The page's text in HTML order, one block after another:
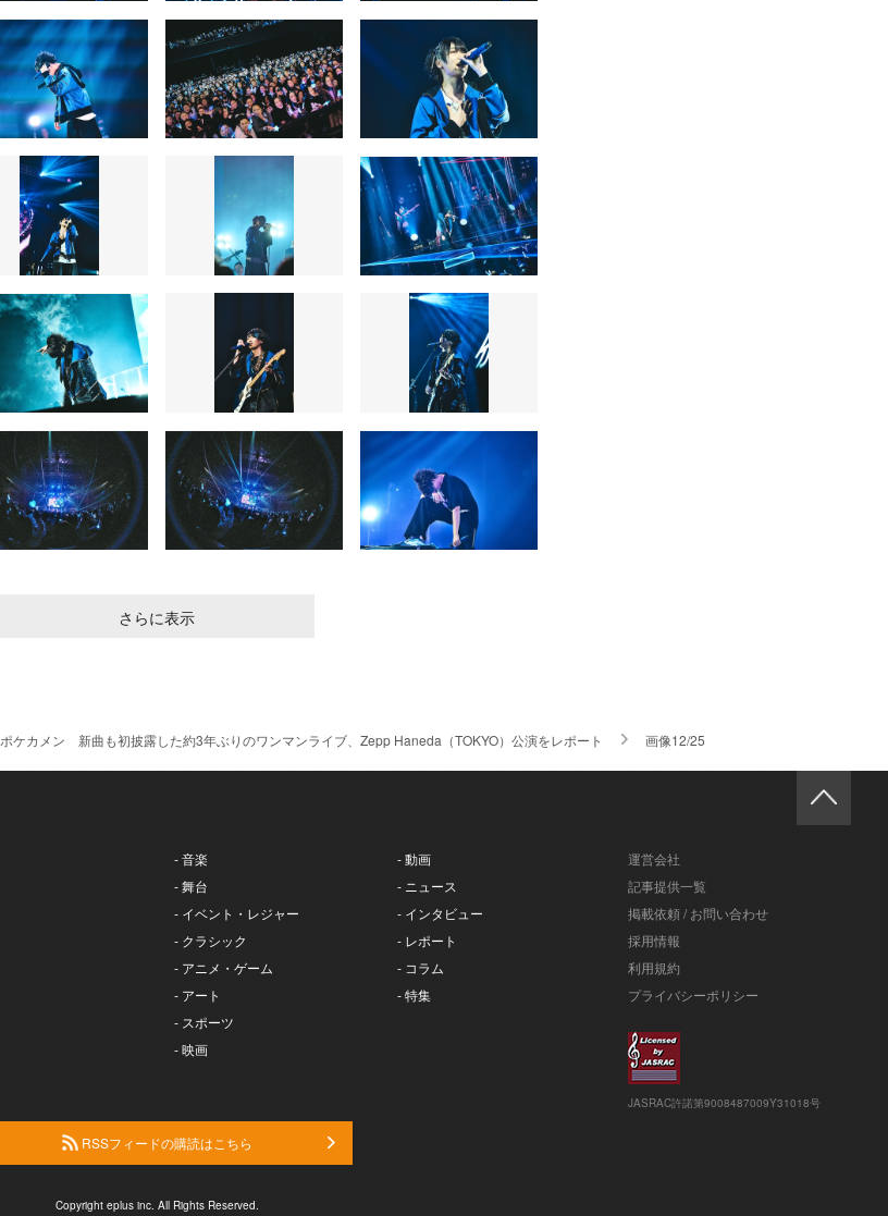
さらに表示
ポケカメン 新曲も初披露した約3年ぶりのワンマンライブ、Zepp Haneda（TOKYO）公演をレポート 画像12/25
- 音楽
- 舞台
- イベント・レジャー
- クラシック
- アニメ・ゲーム
- アート
- スポーツ
- 映画
- 動画
- ニュース
- インタビュー
- レポート
- コラム
- 特集
運営会社
記事提供一覧
掲載依頼 / お問い合わせ
採用情報
利用規約
プライバシーポリシー
JASRAC許諾第9008487009Y31018号
RSSフィードの購読はこちら
Copyright eplus inc. All Rights Reserved.